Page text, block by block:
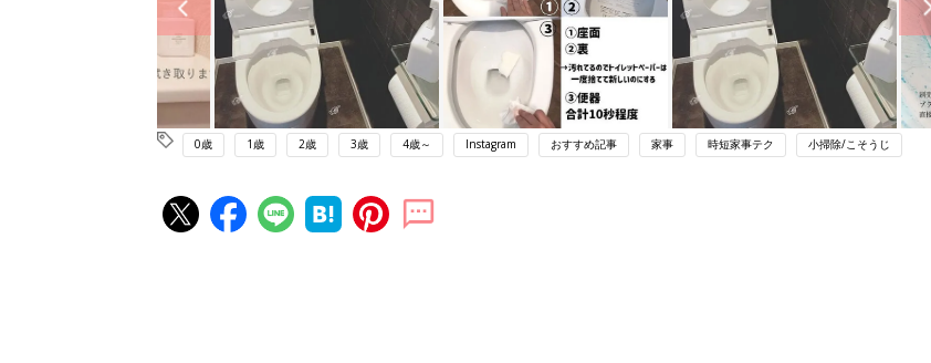
0歳 1歳 2歳 3歳 4歳～ Instagram おすすめ記事 家事 時短家事テク 小掃除/こそうじ